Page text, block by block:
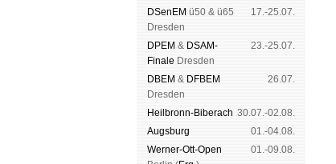
DSenEM ü50 & ü65
Dres­den
17.-25.07.
DPEM & DSAM-
Finale Dres­den
23.-25.07.
DBEM & DFBEM
Dres­den
26.07.
Heil­bronn-Bi­ber­ach 30.07.-02.08.
Augs­burg
01.-04.08.
Werner-Ott-Open
01.-09.08.